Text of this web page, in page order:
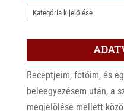
KATEGÓRIÁK
Receptjeim, fotóim, és
beleegyezésem után, a
megjelölése mellett